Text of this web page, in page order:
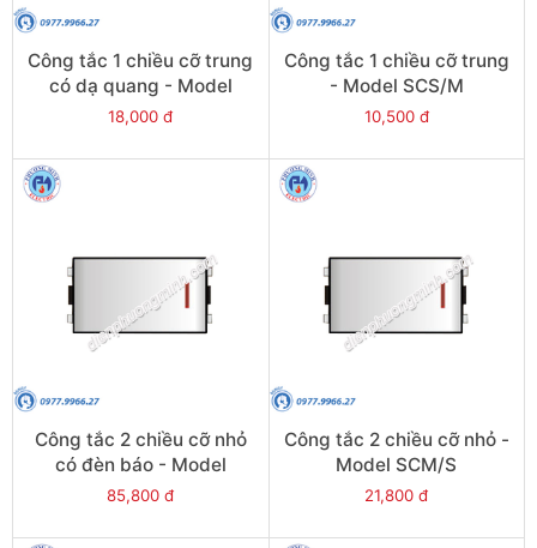
Công tắc 1 chiều cỡ trung
có dạ quang - Model
SCS/FM
18,000 đ
Công tắc 1 chiều cỡ trung
- Model SCS/M
10,500 đ
Công tắc 2 chiều cỡ nhỏ
có đèn báo - Model
SCM/NS
85,800 đ
Công tắc 2 chiều cỡ nhỏ -
Model SCM/S
21,800 đ